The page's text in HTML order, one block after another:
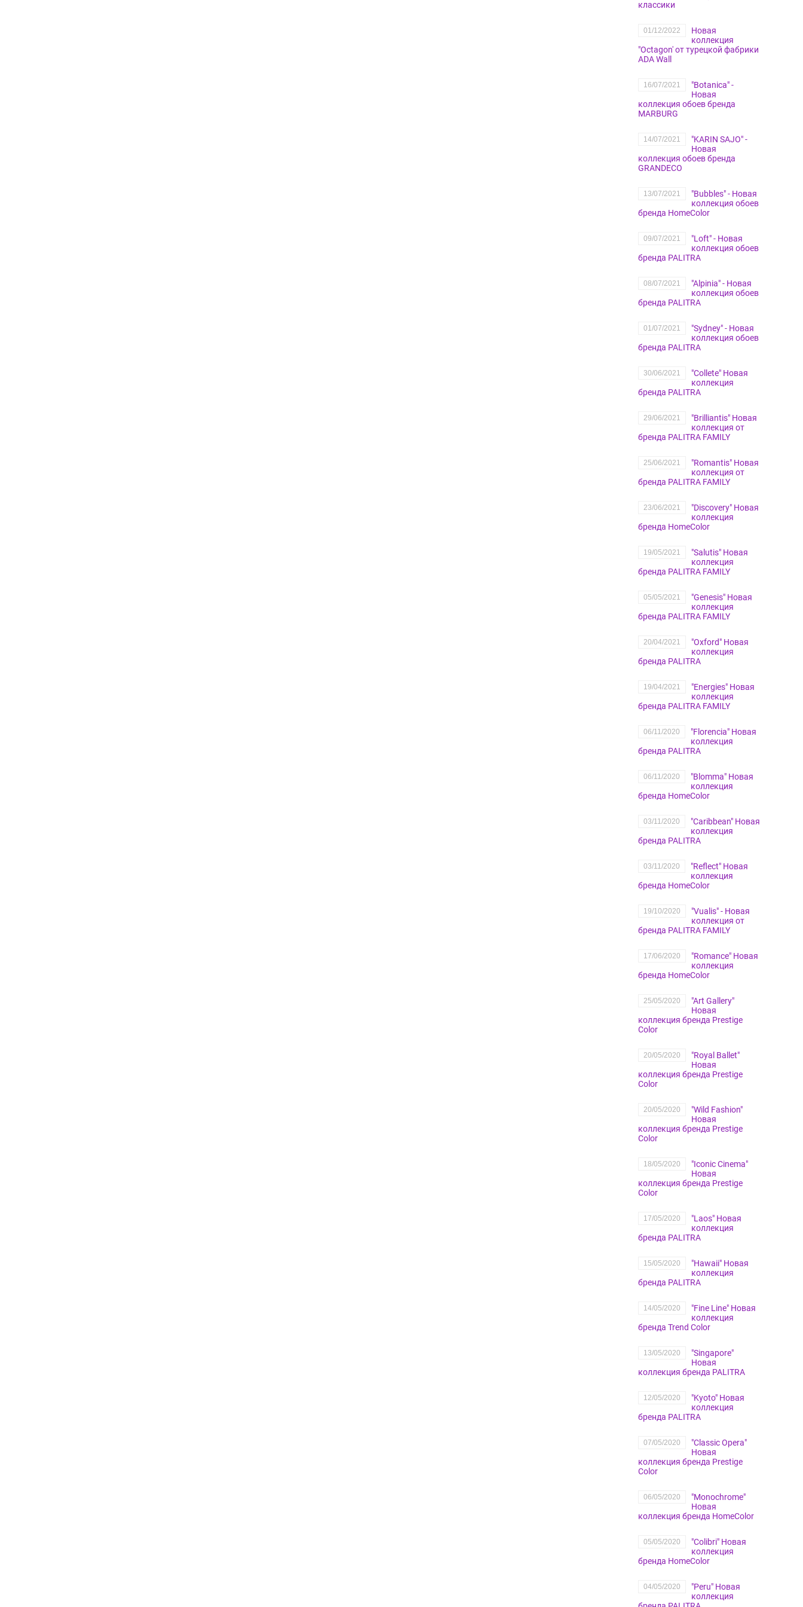
классики
01/12/2022
Новая
коллекция
"Octagon' от турецкой фабрики
ADA Wall
16/07/2021
"Botanica" -
Новая
коллекция обоев бренда
MARBURG
14/07/2021
"KARIN SAJO" -
Новая
коллекция обоев бренда
GRANDECO
13/07/2021
"Bubbles" - Новая
коллекция обоев
бренда HomeColor
09/07/2021
"Loft" - Новая
коллекция обоев
бренда PALITRA
08/07/2021
"Alpinia" - Новая
коллекция обоев
бренда PALITRA
01/07/2021
"Sydney" - Новая
коллекция обоев
бренда PALITRA
30/06/2021
"Collete" Новая
коллекция
бренда PALITRA
29/06/2021
"Brilliantis" Новая
коллекция от
бренда PALITRA FAMILY
25/06/2021
"Romantis" Новая
коллекция от
бренда PALITRA FAMILY
23/06/2021
"Discovery" Новая
коллекция
бренда HomeColor
19/05/2021
"Salutis" Новая
коллекция
бренда PALITRA FAMILY
05/05/2021
"Genesis" Новая
коллекция
бренда PALITRA FAMILY
20/04/2021
"Oxford" Новая
коллекция
бренда PALITRA
19/04/2021
"Energies" Новая
коллекция
бренда PALITRA FAMILY
06/11/2020
"Florencia" Новая
коллекция
бренда PALITRA
06/11/2020
"Blomma" Новая
коллекция
бренда HomeColor
03/11/2020
"Caribbean" Новая
коллекция
бренда PALITRA
03/11/2020
"Reflect" Новая
коллекция
бренда HomeColor
19/10/2020
"Vualis" - Новая
коллекция от
бренда PALITRA FAMILY
17/06/2020
"Romance" Новая
коллекция
бренда HomeColor
25/05/2020
"Art Gallery"
Новая
коллекция бренда Prestige
Color
20/05/2020
"Royal Ballet"
Новая
коллекция бренда Prestige
Color
20/05/2020
"Wild Fashion"
Новая
коллекция бренда Prestige
Color
18/05/2020
"Iconic Cinema"
Новая
коллекция бренда Prestige
Color
17/05/2020
"Laos" Новая
коллекция
бренда PALITRA
15/05/2020
"Hawaii" Новая
коллекция
бренда PALITRA
14/05/2020
"Fine Line" Новая
коллекция
бренда Trend Color
13/05/2020
"Singapore"
Новая
коллекция бренда PALITRA
12/05/2020
"Kyoto" Новая
коллекция
бренда PALITRA
07/05/2020
"Classic Opera"
Новая
коллекция бренда Prestige
Color
06/05/2020
"Monochrome"
Новая
коллекция бренда HomeColor
05/05/2020
"Colibri" Новая
коллекция
бренда HomeColor
04/05/2020
"Peru" Новая
коллекция